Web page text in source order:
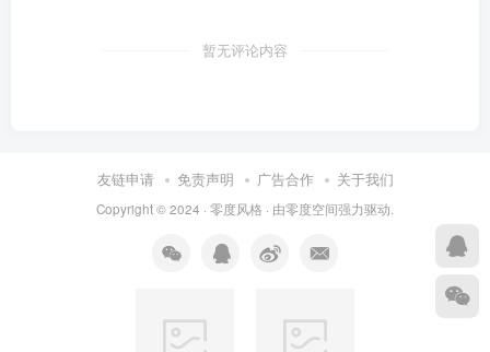
暂无评论内容
友链申请 免责声明 广告合作 关于我们
Copyright © 2024 · 零度风格 · 由零度空间强力驱动.